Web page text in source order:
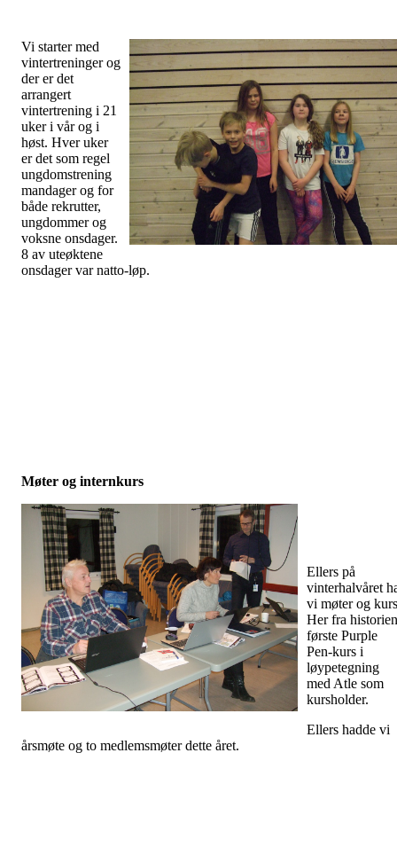
Vi starter med
vintertreninger og
der er det
arrangert
vintertrening i 21
uker i vår og i
høst. Hver uker
er det som regel
ungdomstrening
mandager og for
både rekrutter,
ungdommer og
voksne onsdager.
8 av uteøktene
onsdager var natto-løp.
Møter og internkurs
Ellers på
vinterhalvåret
vi møter og
Her fra
første Purple
Pen-kurs i
løypetegning
med Atle som
kursholder.
Ellers hadde vi
årsmøte og to medlemsmøter dette året.